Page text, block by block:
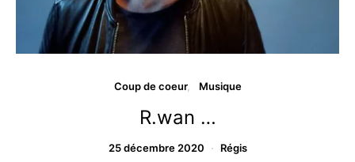
Coup de coeur Musique
R.wan …
25 décembre 2020 Régis